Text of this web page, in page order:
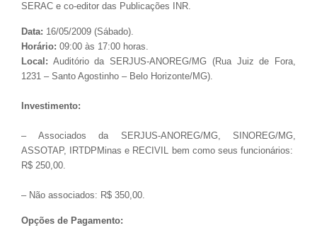
SERAC e co-editor das Publicações INR.
Data: 16/05/2009 (Sábado).
Horário: 09:00 às 17:00 horas.
Local: Auditório da SERJUS-ANOREG/MG (Rua Juiz de Fora,
1231 – Santo Agostinho – Belo Horizonte/MG).
Investimento:
– Associados da SERJUS-ANOREG/MG, SINOREG/MG,
ASSOTAP, IRTDPMinas e RECIVIL bem como seus funcionários:
R$ 250,00.
– Não associados: R$ 350,00.
Opções de Pagamento: